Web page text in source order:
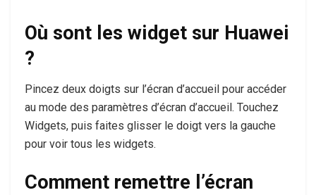
Où sont les widget sur Huawei
?
Pincez deux doigts sur l’écran d’accueil pour accéder
au mode des paramètres d’écran d’accueil. Touchez
Widgets, puis faites glisser le doigt vers la gauche
pour voir tous les widgets.
Comment remettre l’écran